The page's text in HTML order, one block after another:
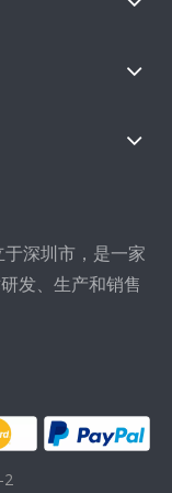
深圳市，是一家
发、生产和销售
2